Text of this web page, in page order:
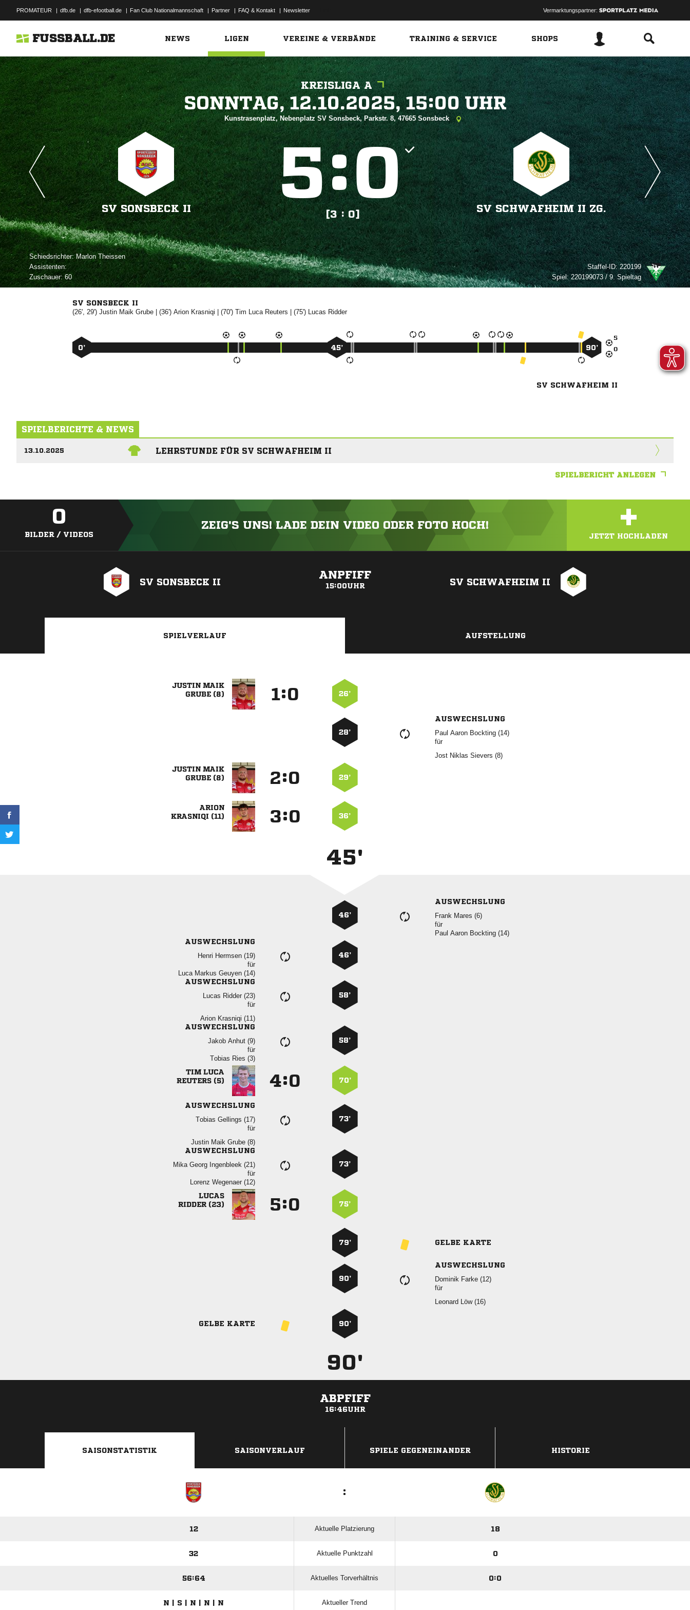
PROMATEUR | dfb.de | dfb-efootball.de | Fan Club Nationalmannschaft | Partner | FAQ & Kontakt | Newsletter Vermarktungspartner:
FUSSBALL.DE NEWS LIGEN VEREINE & VERBÄNDE TRAINING & SERVICE SHOPS
KREISLIGA A
   
Kunstrasenplatz, Nebenplatz SV Sonsbeck, Parkstr. 8, 47665 Sonsbeck
SV SONSBECK II
:
[3 : 0]
SV SCHWAFHEIM II ZG.
Schiedsrichter:  
Assistenten:
Zuschauer:60
Staffel-ID:220199
Spiel:220199073 / 9. Spieltag
SV SONSBECK II
(26', 29')  | (36')  | (70')   | (75')  


0’ 45’ 90’
SV SCHWAFHEIM II
SPIELBERICHTE & NEWS
13.10.2025 LEHRSTUNDE FÜR SV SCHWAFHEIM II
SPIELBERICHT ANLEGEN
0
BILDER / VIDEOS
ZEIG'S UNS! LADE DEIN VIDEO ODER FOTO HOCH! +
JETZT HOCHLADEN
SV SONSBECK II
ANPFIFF
15:00UHR SV SCHWAFHEIM II
SPIELVERLAUF AUFSTELLUNG
 
 
: 26’
28’
AUSWECHSLUNG
   
für
   
 
 
: 29’

 
: 36’
45'
46’
AUSWECHSLUNG
  
für
   
AUSWECHSLUNG
  
für
   
46’
AUSWECHSLUNG
  
für
  
58’
AUSWECHSLUNG
  
für
  
58’
 
 
: 70’
AUSWECHSLUNG
  
für
   
73’
AUSWECHSLUNG
   
für
  
73’

 
: 75’
79’ GELBE KARTE
90’
AUSWECHSLUNG
  
für
  
GELBE KARTE 90’
90'
ABPFIFF
16:46UHR
SAISONSTATISTIK SAISONVERLAUF SPIELE GEGENEINANDER HISTORIE
:
12 Aktuelle Platzierung 18
32 Aktuelle Punktzahl 0
56:64 Aktuelles Torverhältnis 0:0
N | S | N | N | N Aktueller Trend